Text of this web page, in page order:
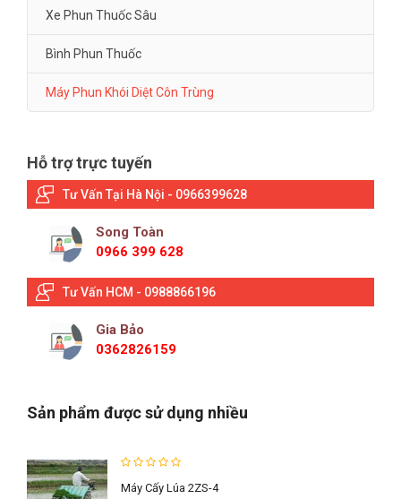
Xe Phun Thuốc Sâu
Bình Phun Thuốc
Máy Phun Khói Diệt Côn Trùng
Hỗ trợ trực tuyến
Tư Vấn Tại Hà Nội - 0966399628
Song Toàn
0966 399 628
Tư Vấn HCM - 0988866196
Gia Bảo
0362826159
Sản phẩm được sử dụng nhiều
Máy Cấy Lúa 2ZS-4